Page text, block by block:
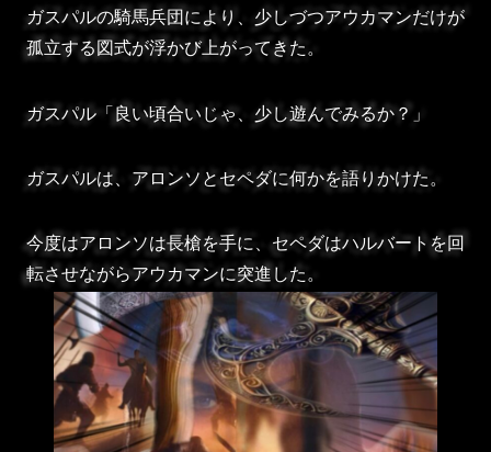
ガスパルの騎馬兵団により、少しづつアウカマンだけが
孤立する図式が浮かび上がってきた。
ガスパル「良い頃合いじゃ、少し遊んでみるか？」
ガスパルは、アロンソとセペダに何かを語りかけた。
今度はアロンソは長槍を手に、セペダはハルバートを回
転させながらアウカマンに突進した。